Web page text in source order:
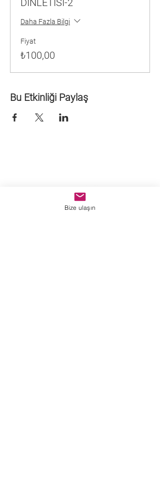
DİNLETİSİ-2
Daha Fazla Bilgi
Fiyat
₺100,00
Bu Etkinliği Paylaş
Bize ulaşın